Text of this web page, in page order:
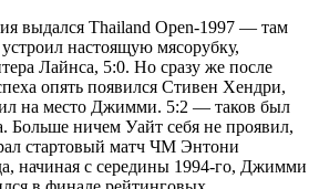
выдался Thailand Open-1997 — там
настоящую мясорубку,
Лайнса, 5:0. Но сразу же после
опять появился Стивен Хендри,
на место Джимми. 5:2 — таков был
Больше ничем Уайт себя не проявил,
стартовый матч ЧМ Энтони
начиная с середины 1994-го, Джимми